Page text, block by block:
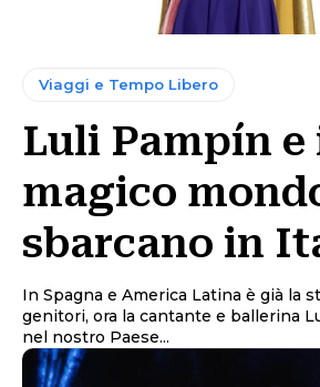
Viaggi e Tempo Libero
Luli Pampín e
magico
sbarcano in
In Spagna e America Latina è già la
genitori, ora la cantante e ballerina
nel nostro Paese...